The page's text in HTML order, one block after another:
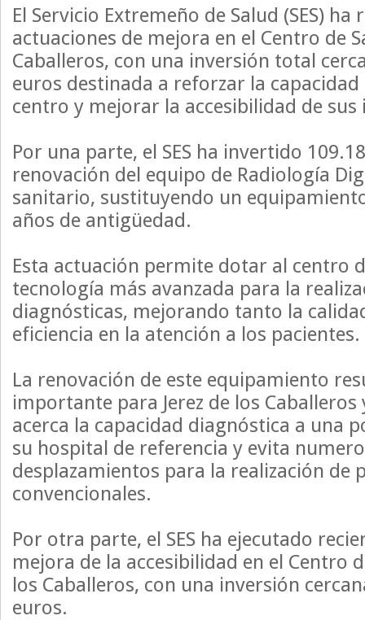
El Servicio Extremeño de Salud (SES)
actuaciones de mejora en el Centro de
Caballeros, con una inversión total
euros destinada a reforzar la
centro y mejorar la accesibilidad de sus
Por una parte, el SES ha invertido
renovación del equipo de Radiología
sanitario, sustituyendo un
años de antigüedad.
Esta actuación permite dotar al centro
tecnología más avanzada para la
diagnósticas, mejorando tanto la
eficiencia en la atención a los pacientes.
La renovación de este equipamiento
importante para Jerez de los
acerca la capacidad diagnóstica a una
su hospital de referencia y evita
desplazamientos para la realización de
convencionales.
Por otra parte, el SES ha ejecutado
mejora de la accesibilidad en el Centro
los Caballeros, con una inversión
euros.